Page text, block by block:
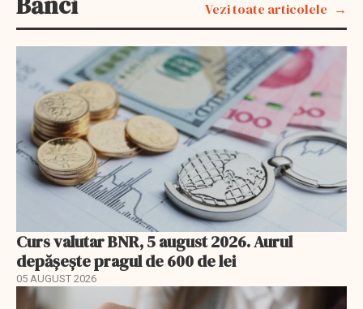
Vezi toate articolele
Curs valutar BNR, 5 august 2026. Aurul
depășește pragul de 600 de lei
05 AUGUST 2026